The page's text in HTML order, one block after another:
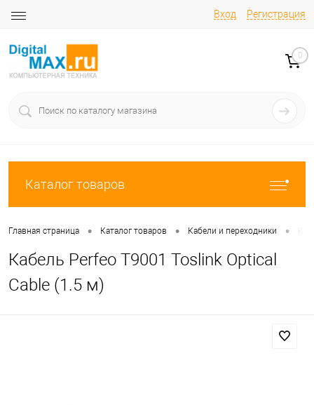
Вход Регистрация
0
Каталог товаров
Главная страница • Каталог товаров • Кабели и переходники •
Кабель Perfeo T9001 Toslink Optical
Cable (1.5 м)